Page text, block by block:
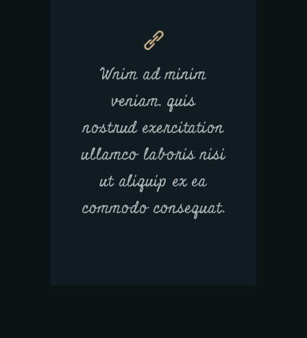
Wnim ad minim
veniam, quis
nostrud exercitation
ullamco laboris nisi
ut aliquip ex ea
commodo consequat.